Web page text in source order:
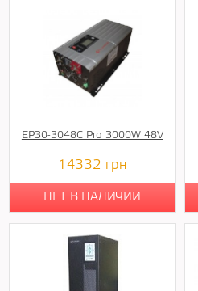
EP30-3048C Pro 3000W 48V
14332 грн
НЕТ В НАЛИЧИИ